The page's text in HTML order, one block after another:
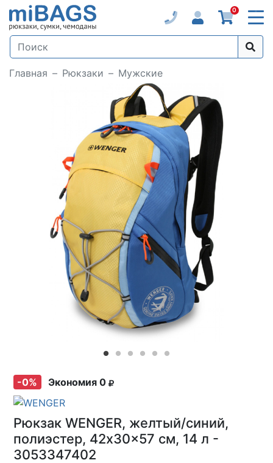
0
Главная Рюкзаки Мужские
Loading...
-0% Экономия 0
Рюкзак WENGER, желтый/синий,
полиэстер, 42x30x57 см, 14 л -
3053347402